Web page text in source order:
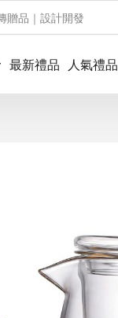
贈品｜設計開發
最新禮品 人氣禮品